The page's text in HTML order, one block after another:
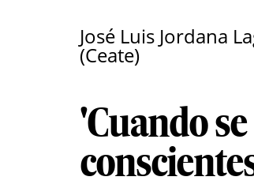
José Luis Jordana
(Ceate)
'Cuando